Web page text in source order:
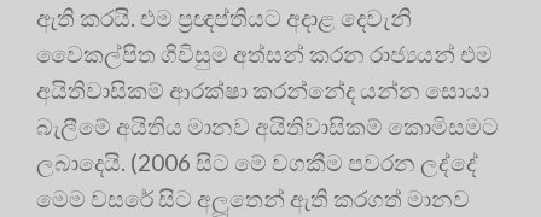
ඇති කරයි. එම ප‍්‍රඥප්තියට අදාළ දෙවැනි
වෛකල්පිත ගිවිසුම අත්සන් කරන රාජ්‍යයන් එම
අයිතිවාසිකම් ආරක්ෂා කරන්නේද යන්න සොයා
බැලීමේ අයිතිය මානව අයිතිවාසිකම් කොමිසමට
ලබාදෙයි. (2006 සිට මේ වගකීම පවරන ලද්දේ
මෙම වසරේ සිට අලූතෙන් ඇති කරගත් මානව